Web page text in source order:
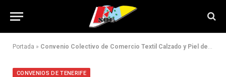
Portada » Convenio Colectivo de Comercio Textil Calzado y Piel de la Provincia de Santa Cruz de Tenerife
CONVENIOS DE TENERIFE